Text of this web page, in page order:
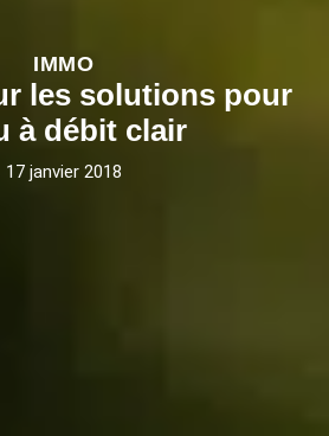
IMMO
les solutions pour
à débit clair
17 janvier 2018